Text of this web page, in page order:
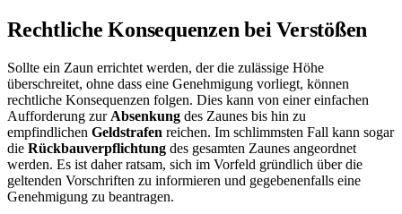
Rechtliche Konsequenzen bei Verstößen
Sollte ein Zaun errichtet werden, der die zulässige Höhe
überschreitet, ohne dass eine Genehmigung vorliegt, können
rechtliche Konsequenzen folgen. Dies kann von einer einfachen
Aufforderung zur Absenkung des Zaunes bis hin zu
empfindlichen Geldstrafen reichen. Im schlimmsten Fall kann sogar
die Rückbauverpflichtung des gesamten Zaunes angeordnet
werden. Es ist daher ratsam, sich im Vorfeld gründlich über die
geltenden Vorschriften zu informieren und gegebenenfalls eine
Genehmigung zu beantragen.